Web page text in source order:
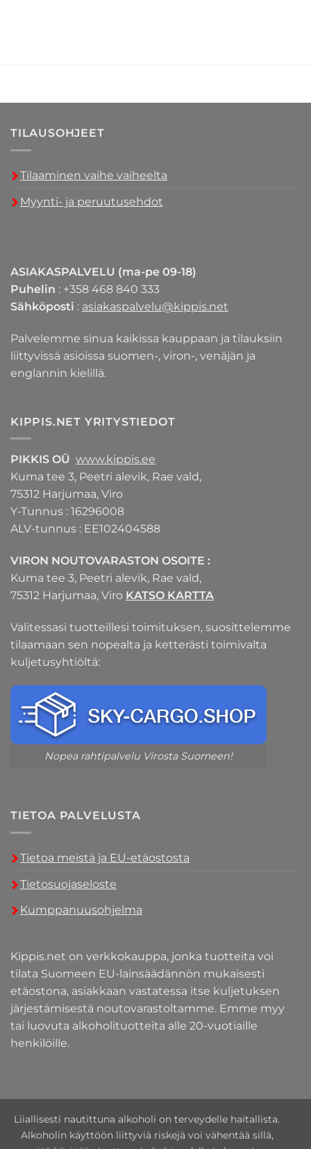
TILAUSOHJEET
Tilaaminen vaihe vaiheelta
Myynti- ja peruutusehdot
ASIAKASPALVELU (ma-pe 09-18)
Puhelin : +358 468 840 333
Sähköposti : asiakaspalvelu@kippis.net
Palvelemme sinua kaikissa kauppaan ja tilauksiin
liittyvissä asioissa suomen-, viron-, venäjän ja
englannin kielillä.
KIPPIS.NET YRITYSTIEDOT
PIKKIS OÜ www.kippis.ee
Kuma tee 3, Peetri alevik, Rae vald,
75312 Harjumaa, Viro
Y-Tunnus : 16296008
ALV-tunnus : EE102404588
VIRON NOUTOVARASTON OSOITE :
Kuma tee 3, Peetri alevik, Rae vald,
75312 Harjumaa, Viro KATSO KARTTA
Valitessasi tuotteillesi toimituksen, suosittelemme
tilaamaan sen nopealta ja ketterästi toimivalta
kuljetusyhtiöltä:
Nopea rahtipalvelu Virosta Suomeen!
TIETOA PALVELUSTA
Tietoa meistä ja EU-etäostosta
Tietosuojaseloste
Kumppanuusohjelma
Kippis.net on verkkokauppa, jonka tuotteita voi
tilata Suomeen EU-lainsäädännön mukaisesti
etäostona, asiakkaan vastatessa itse kuljetuksen
järjestämisestä noutovarastoltamme. Emme myy
tai luovuta alkoholituotteita alle 20-vuotiaille
henkilöille.
Liiallisesti nautittuna alkoholi on terveydelle haitallista.
Alkoholin käyttöön liittyviä riskejä voi vähentää sillä,